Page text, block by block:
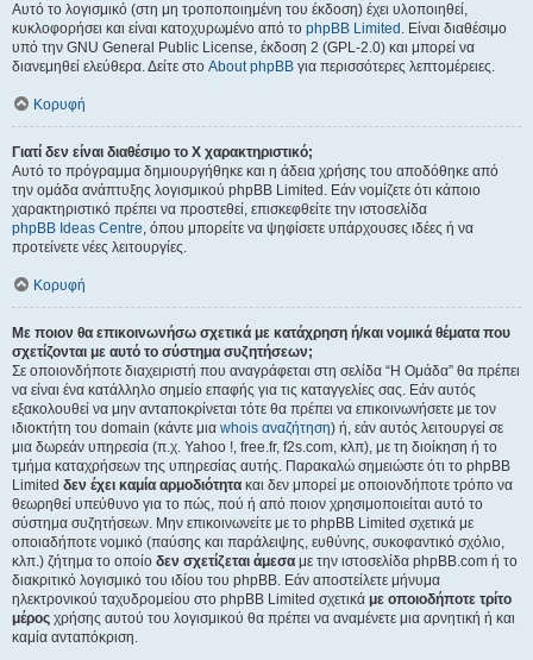
Αυτό το λογισμικό (στη μη τροποποιημένη του έκδοση) έχει υλοποιηθεί,
κυκλοφορήσει και είναι κατοχυρωμένο από το phpBB Limited . Είναι διαθέσιμο
υπό την GNU General Public License, έκδοση 2 (GPL-2.0) και μπορεί να
διανεμηθεί ελεύθερα. Δείτε στο About phpBB για περισσότερες λεπτομέρειες.
Κορυφή
Γιατί δεν είναι διαθέσιμο το Χ χαρακτηριστικό;
Αυτό το πρόγραμμα δημιουργήθηκε και η άδεια χρήσης του αποδόθηκε από
την ομάδα ανάπτυξης λογισμικού phpBB Limited. Εάν νομίζετε ότι κάποιο
χαρακτηριστικό πρέπει να προστεθεί, επισκεφθείτε την ιστοσελίδα
phpBB Ideas Centre, όπου μπορείτε να ψηφίσετε υπάρχουσες ιδέες ή να
προτείνετε νέες λειτουργίες.
Κορυφή
Με ποιον θα επικοινωνήσω σχετικά με κατάχρηση ή/και νομικά θέματα που
σχετίζονται με αυτό το σύστημα συζητήσεων;
Σε οποιονδήποτε διαχειριστή που αναγράφεται στη σελίδα “Η Ομάδα” θα πρέπει
να είναι ένα κατάλληλο σημείο επαφής για τις καταγγελίες σας. Εάν αυτός
εξακολουθεί να μην ανταποκρίνεται τότε θα πρέπει να επικοινωνήσετε με τον
ιδιοκτήτη του domain (κάντε μια whois αναζήτηση) ή, εάν αυτός λειτουργεί σε
μια δωρεάν υπηρεσία (π.χ. Yahoo !, free.fr, f2s.com, κλπ), με τη διοίκηση ή το
τμήμα καταχρήσεων της υπηρεσίας αυτής. Παρακαλώ σημειώστε ότι το phpBB
Limited δεν έχει καμία αρμοδιότητα και δεν μπορεί με οποιονδήποτε τρόπο να
θεωρηθεί υπεύθυνο για το πώς, πού ή από ποιον χρησιμοποιείται αυτό το
σύστημα συζητήσεων. Μην επικοινωνείτε με το phpBB Limited σχετικά με
οποιαδήποτε νομικό (παύσης και παράλειψης, ευθύνης, συκοφαντικό σχόλιο,
κλπ.) ζήτημα το οποίο δεν σχετίζεται άμεσα με την ιστοσελίδα phpBB.com ή το
διακριτικό λογισμικό του ιδίου του phpBB. Εάν αποστείλετε μήνυμα
ηλεκτρονικού ταχυδρομείου στο phpBB Limited σχετικά με οποιοδήποτε τρίτο
μέρος χρήσης αυτού του λογισμικού θα πρέπει να αναμένετε μια αρνητική ή και
καμία ανταπόκριση.